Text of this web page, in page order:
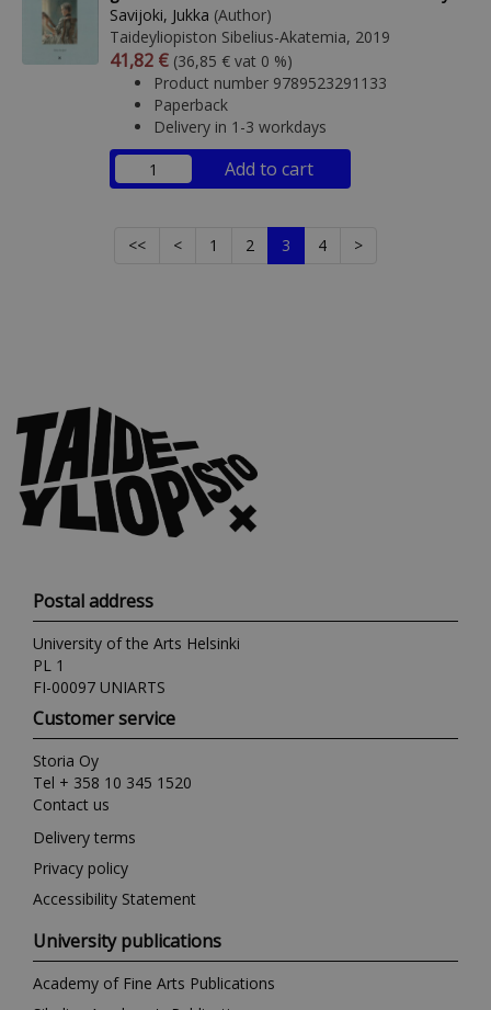
Savijoki, Jukka (Author)
Taideyliopiston Sibelius-Akatemia, 2019
Arvonlisäverollinen hinta
41,82 € Excl. vat
(36,85 € vat 0 %)
Product number 9789523291133
Paperback
Delivery in 1-3 workdays
Add to cart
<< < 1 2 3 4 >
Postal address
University of the Arts Helsinki
PL 1
FI-00097 UNIARTS
Customer service
Storia Oy
Tel + 358 10 345 1520
Contact us
Delivery terms
Privacy policy
Accessibility Statement
University publications
Academy of Fine Arts Publications